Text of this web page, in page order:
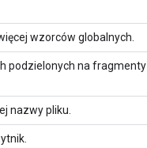
wzorców globalnych.
podzielonych na fragmenty
nazwy pliku.